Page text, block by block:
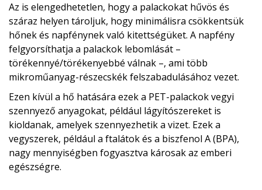
Az is elengedhetetlen, hogy a palackokat hűvös és
száraz helyen tároljuk, hogy minimálisra csökkentsük
hőnek és napfénynek való kitettségüket. A napfény
felgyorsíthatja a palackok lebomlását –
törékennyé/törékenyebbé válnak –, ami több
mikroműanyag-részecskék felszabadulásához vezet.
Ezen kívül a hő hatására ezek a PET-palackok vegyi
szennyező anyagokat, például lágyítószereket is
kioldanak, amelyek szennyezhetik a vizet. Ezek a
vegyszerek, például a ftalátok és a biszfenol A (BPA),
nagy mennyiségben fogyasztva károsak az emberi
egészségre.